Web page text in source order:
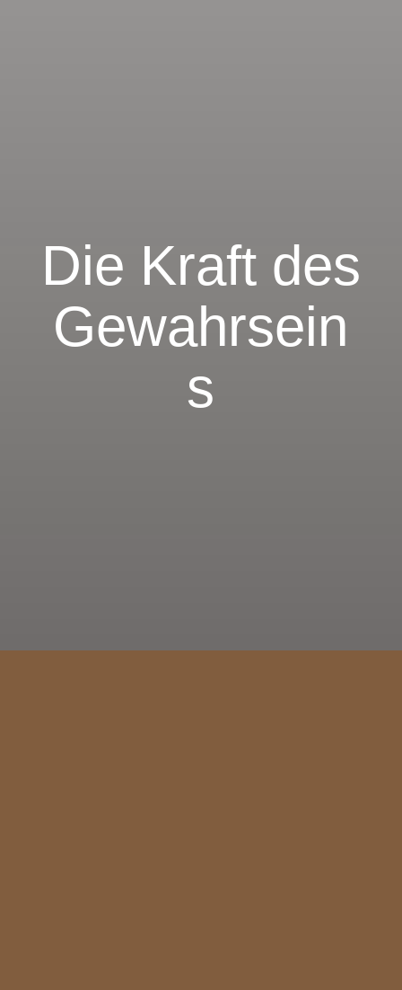
Die Kraft des
Gewahrsein
s